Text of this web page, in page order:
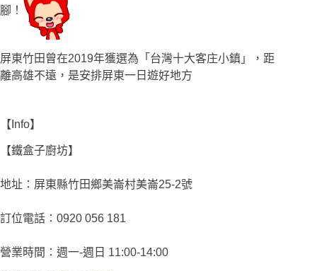
腳！
屏東竹田曾在2019年獲選為「台灣十大客庄小鎮」，距
離高雄不遠，是安排屏東一日遊好地方
【Info】
【鐵盒子廚坊】
地址：屏東縣竹田鄉美崙村美崙25-2號
訂位電話：0920 056 181
營業時間：週一-週日 11:00-14:00